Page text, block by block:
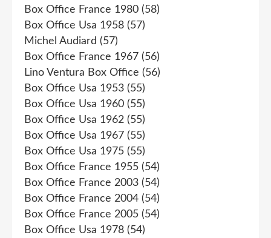
Box Office France 1980 (58)
Box Office Usa 1958 (57)
Michel Audiard (57)
Box Office France 1967 (56)
Lino Ventura Box Office (56)
Box Office Usa 1953 (55)
Box Office Usa 1960 (55)
Box Office Usa 1962 (55)
Box Office Usa 1967 (55)
Box Office Usa 1975 (55)
Box Office France 1955 (54)
Box Office France 2003 (54)
Box Office France 2004 (54)
Box Office France 2005 (54)
Box Office Usa 1978 (54)